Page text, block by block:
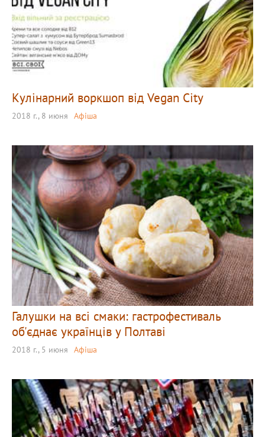
Кулінарний воркшоп від Vegan City
2018 г., 8 июня Афіша
Галушки на всі смаки: гастрофестиваль
об'єднає українців у Полтаві
2018 г., 5 июня Афіша